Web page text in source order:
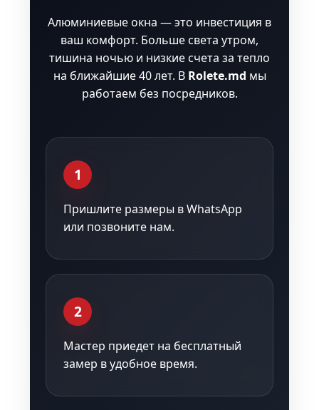
Алюминиевые окна — это инвестиция в
ваш комфорт. Больше света утром,
тишина ночью и низкие счета за тепло
на ближайшие 40 лет. В Rolete.md мы
работаем без посредников.
1
Пришлите размеры в WhatsApp
или позвоните нам.
2
Мастер приедет на бесплатный
замер в удобное время.